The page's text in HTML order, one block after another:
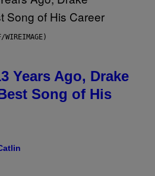
WIREIMAGE)
Years Ago, Drake
Song of His